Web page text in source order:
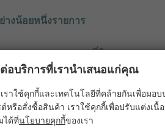
งน้อยหนึ่งรายการ
ค่า
RS PRO
Self-Adhesive
Letters
อบริการที่เรานำเสนอแก่คุณ
ราใช้คุกกี้และเทคโนโลยีที่คล้ายกันเพื่อมอ
หรือสั่งซื้อสินค้า เราใช้คุกกี้เพื่อปรับแต่ง
ได้ที่นโยบายคุกกี้ของเรา